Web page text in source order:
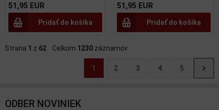
51,95 EUR
Pridať do košíka
51,95 EUR
Pridať do košíka
Strana 1 z 62 Celkom 1230 záznamov
1 2 3 4 5
ODBER NOVINIEK